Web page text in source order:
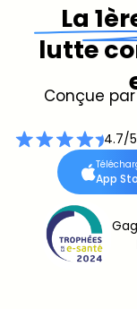
La
lutte
Conçue
4.7/
App